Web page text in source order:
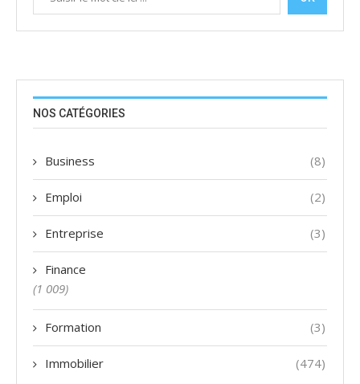
NOS CATÉGORIES
Business (8)
Emploi (2)
Entreprise (3)
Finance
(1 009)
Formation (3)
Immobilier (474)